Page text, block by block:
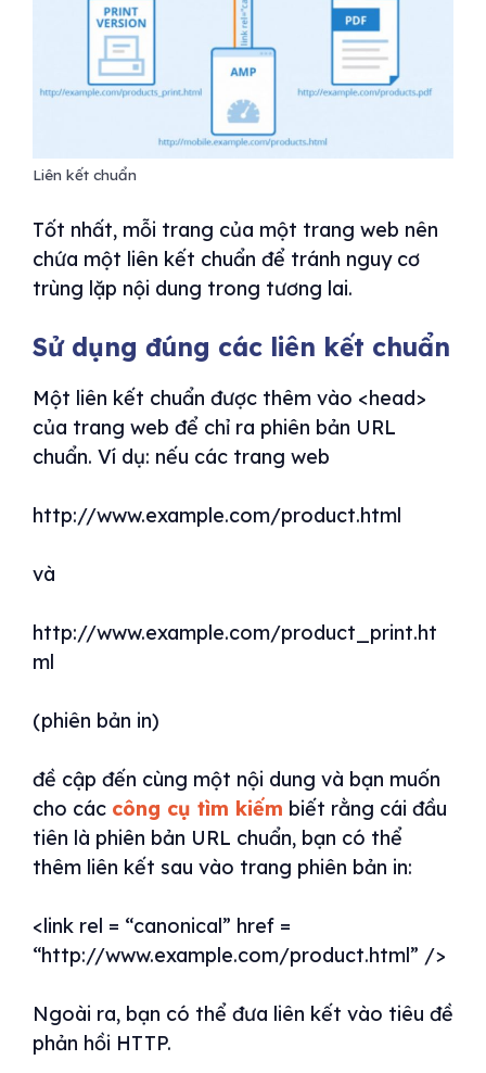
Liên kết chuẩn
Tốt nhất, mỗi trang của một trang web nên
chứa một liên kết chuẩn để tránh nguy cơ
trùng lặp nội dung trong tương lai.
Sử dụng đúng các liên kết chuẩn
Một liên kết chuẩn được thêm vào <head>
của trang web để chỉ ra phiên bản URL
chuẩn. Ví dụ: nếu các trang web
http://www.example.com/product.html
và
http://www.example.com/product_print.ht
ml
(phiên bản in)
đề cập đến cùng một nội dung và bạn muốn
cho các công cụ tìm kiếm biết rằng cái đầu
tiên là phiên bản URL chuẩn, bạn có thể
thêm liên kết sau vào trang phiên bản in:
<link rel = “canonical” href =
“http://www.example.com/product.html” />
Ngoài ra, bạn có thể đưa liên kết vào tiêu đề
phản hồi HTTP.